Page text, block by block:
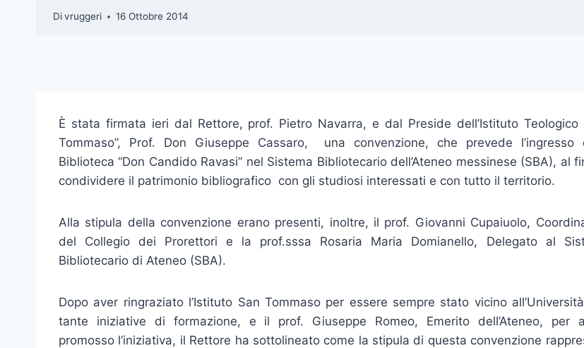
Divruggeri 16 Ottobre 2014
È stata firmata ieri dal Rettore, prof. Pietro Navarra, e dal Preside dell’Istituto Teologico
Tommaso”, Prof. Don Giuseppe Cassaro, una convenzione, che prevede l’ingresso
Biblioteca “Don Candido Ravasi” nel Sistema Bibliotecario dell’Ateneo messinese (SBA), al
condividere il patrimonio bibliografico con gli studiosi interessati e con tutto il territorio.
Alla stipula della convenzione erano presenti, inoltre, il prof. Giovanni Cupaiuolo,
del Collegio dei Prorettori e la prof.sssa Rosaria Maria Domianello, Delegato al
Bibliotecario di Ateneo (SBA).
Dopo aver ringraziato l’Istituto San Tommaso per essere sempre stato vicino
tante iniziative di formazione, e il prof. Giuseppe Romeo, Emerito dell’Ateneo, per
promosso l’iniziativa, il Rettore ha sottolineato come la stipula di questa convenzione